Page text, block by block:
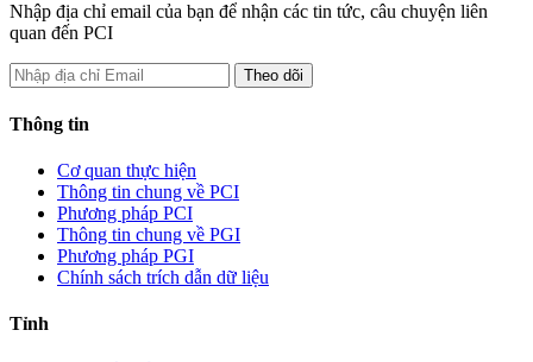
Nhập địa chỉ email của bạn để nhận các tin tức, câu chuyện liên
quan đến PCI
Thông tin
Cơ quan thực hiện
Thông tin chung về PCI
Phương pháp PCI
Thông tin chung về PGI
Phương pháp PGI
Chính sách trích dẫn dữ liệu
Tỉnh